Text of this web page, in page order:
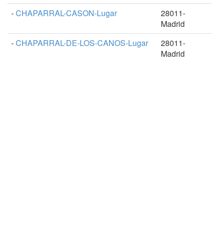
-CHAPARRAL-CASON-Lugar
28011-
Madrid
-CHAPARRAL-DE-LOS-CANOS-Lugar
28011-
Madrid